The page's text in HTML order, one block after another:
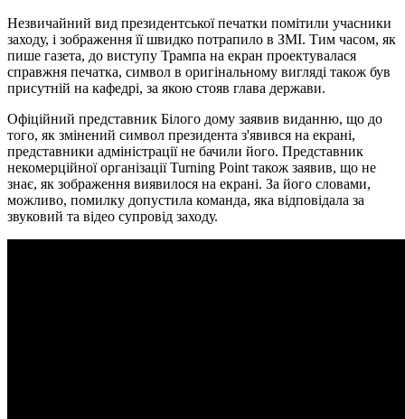
Незвичайний вид президентської печатки помітили учасники
заходу, і зображення її швидко потрапило в ЗМІ. Тим часом, як
пише газета, до виступу Трампа на екран проектувалася
справжня печатка, символ в оригінальному вигляді також був
присутній на кафедрі, за якою стояв глава держави.
Офіційний представник Білого дому заявив виданню, що до
того, як змінений символ президента з'явився на екрані,
представники адміністрації не бачили його. Представник
некомерційної організації Turning Point також заявив, що не
знає, як зображення виявилося на екрані. За його словами,
можливо, помилку допустила команда, яка відповідала за
звуковий та відео супровід заходу.